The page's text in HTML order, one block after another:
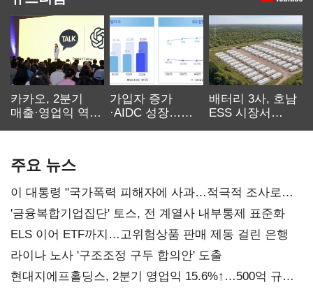
카카오, 2분기
매출·영업익 역대
가입자 증가
·AIDC 성장…
배터리 3사, 호남
ESS 시장서
주요 뉴스
이 대통령 "국가폭력 피해자에 사과…적극적 조사로
진실 밝혀야"
'금융복합기업집단' 토스, 전 계열사 내부통제 표준화
ELS 이어 ETF까지…고위험상품 판매 제동 걸린 은행
라이나 노사 '구조조정 구두 합의안' 도출
현대지에프홀딩스, 2분기 영업익 15.6%↑…500억 규모